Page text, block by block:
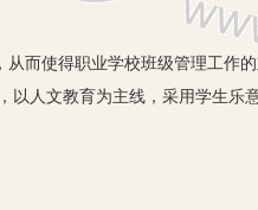
而使得职业学校班级管理工作
以人文教育为主线，采用学生乐